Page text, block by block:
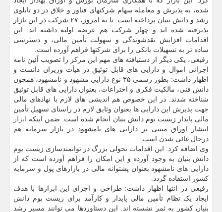
شده، به پذیرش و معامله سهام شرکتهای فناور و خلاق در دو تابلوی
رشد و دانش بنیان پرداخته است. تا به امروز، ۲۷ شرکت در این بازار
پذیرفته شده اند و چهار شرکت هم عرضه اولیه داشته اند. این
اقدامات افزایش نقدشوندگی و سهولت تأمین مالی، و دسترسی
ساده تر به تسهیلات بانکی را برای شرکتها فراهم آورده است.
رفیعی، یکی دیگر از دستیافته های مهم این مرکز را تصویب آئین نامه
اجرائی اموال و دارایی های قابل توثیق در هیأت وزیران دانست و
اظهار داشت: بطور رسمی ۳۵ نوع دارایی مشهود و نامشهود، همچون
دانش فنی، مالکیت فکری و اختراعات، بعنوان دارایی های قابل توثیق
شناخته شدند. در این خصوص هم اندیشی های لازم با نهادهای مالی
جهت پذیرش این دارایی ها بعنوان وثایق لازم در راستای تسهیل تأمین
مالی پایدار زیست بوم دانش بنیان انجام شده است. ضمن اینکه ابزار
انتشار اوراق مبتنی بر دارایی های نامشهود در بازار سرمایه هم
درحال غائی شدن است.
وی اضافه کرد: این اقدامات تحولی بزرگ در توانمندسازی زیست بوم
دانش بنیان به وجود آورده و این امکان را فراهم آورده است که از
دارایی های نامشهود بعنوان پشتوانه مالی در بازارهای پول و سرمایه
کشور استفاده گردد.
رفیعی در انتها اظهار داشت: طراحی و اجرای این ابزارها با هدف
ایجاد یک نظام تأمین مالی پایدار و کارآمد برای زیست بوم دانش
بنیان کشور به ثمر نشسته اند. این دستاوردها می توانند مسیر رشد